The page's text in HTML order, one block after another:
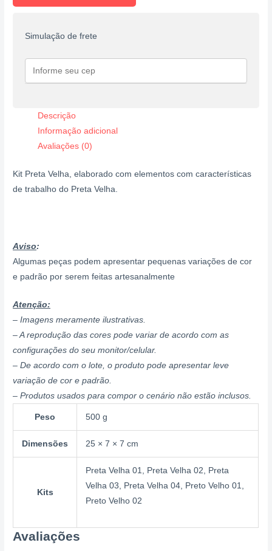
Simulação de frete
Descrição
Informação adicional
Avaliações (0)
Kit Preta Velha, elaborado com elementos com características
de trabalho do Preta Velha.
Aviso:
Algumas peças podem apresentar pequenas variações de cor
e padrão por serem feitas artesanalmente
Atenção:
– Imagens meramente ilustrativas.
– A reprodução das cores pode variar de acordo com as
configurações do seu monitor/celular.
– De acordo com o lote, o produto pode apresentar leve
variação de cor e padrão.
– Produtos usados para compor o cenário não estão inclusos.
Peso 500 g
Dimensões 25 × 7 × 7 cm
Kits
Preta Velha 01, Preta Velha 02, Preta
Velha 03, Preta Velha 04, Preto Velho 01,
Preto Velho 02
Avaliações